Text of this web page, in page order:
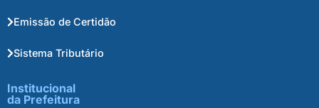
Emissão de Certidão
Sistema Tributário
Institucional
da Prefeitura